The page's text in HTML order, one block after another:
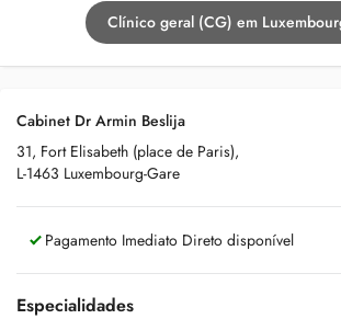
Clínico geral (CG) em
Cabinet Dr Armin Beslija
31, Fort Elisabeth (place de Paris),
L-1463 Luxembourg-Gare
Pagamento Imediato Direto disponível
Especialidades